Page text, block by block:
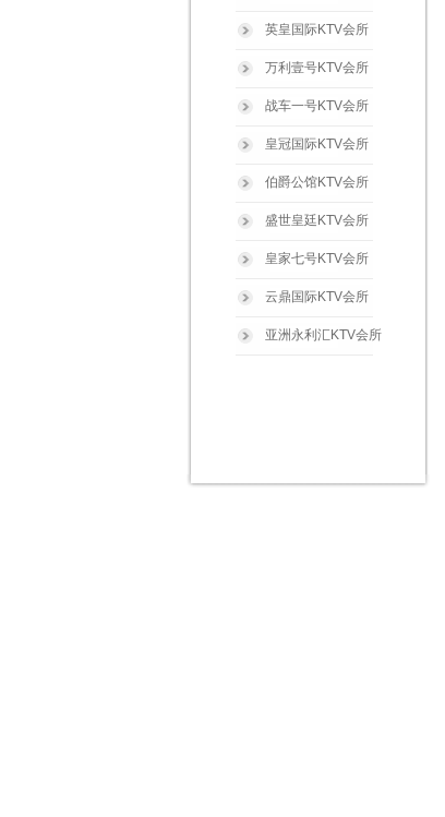
英皇国际KTV会所
万利壹号KTV会所
战车一号KTV会所
皇冠国际KTV会所
伯爵公馆KTV会所
盛世皇廷KTV会所
皇家七号KTV会所
云鼎国际KTV会所
亚洲永利汇KTV会所